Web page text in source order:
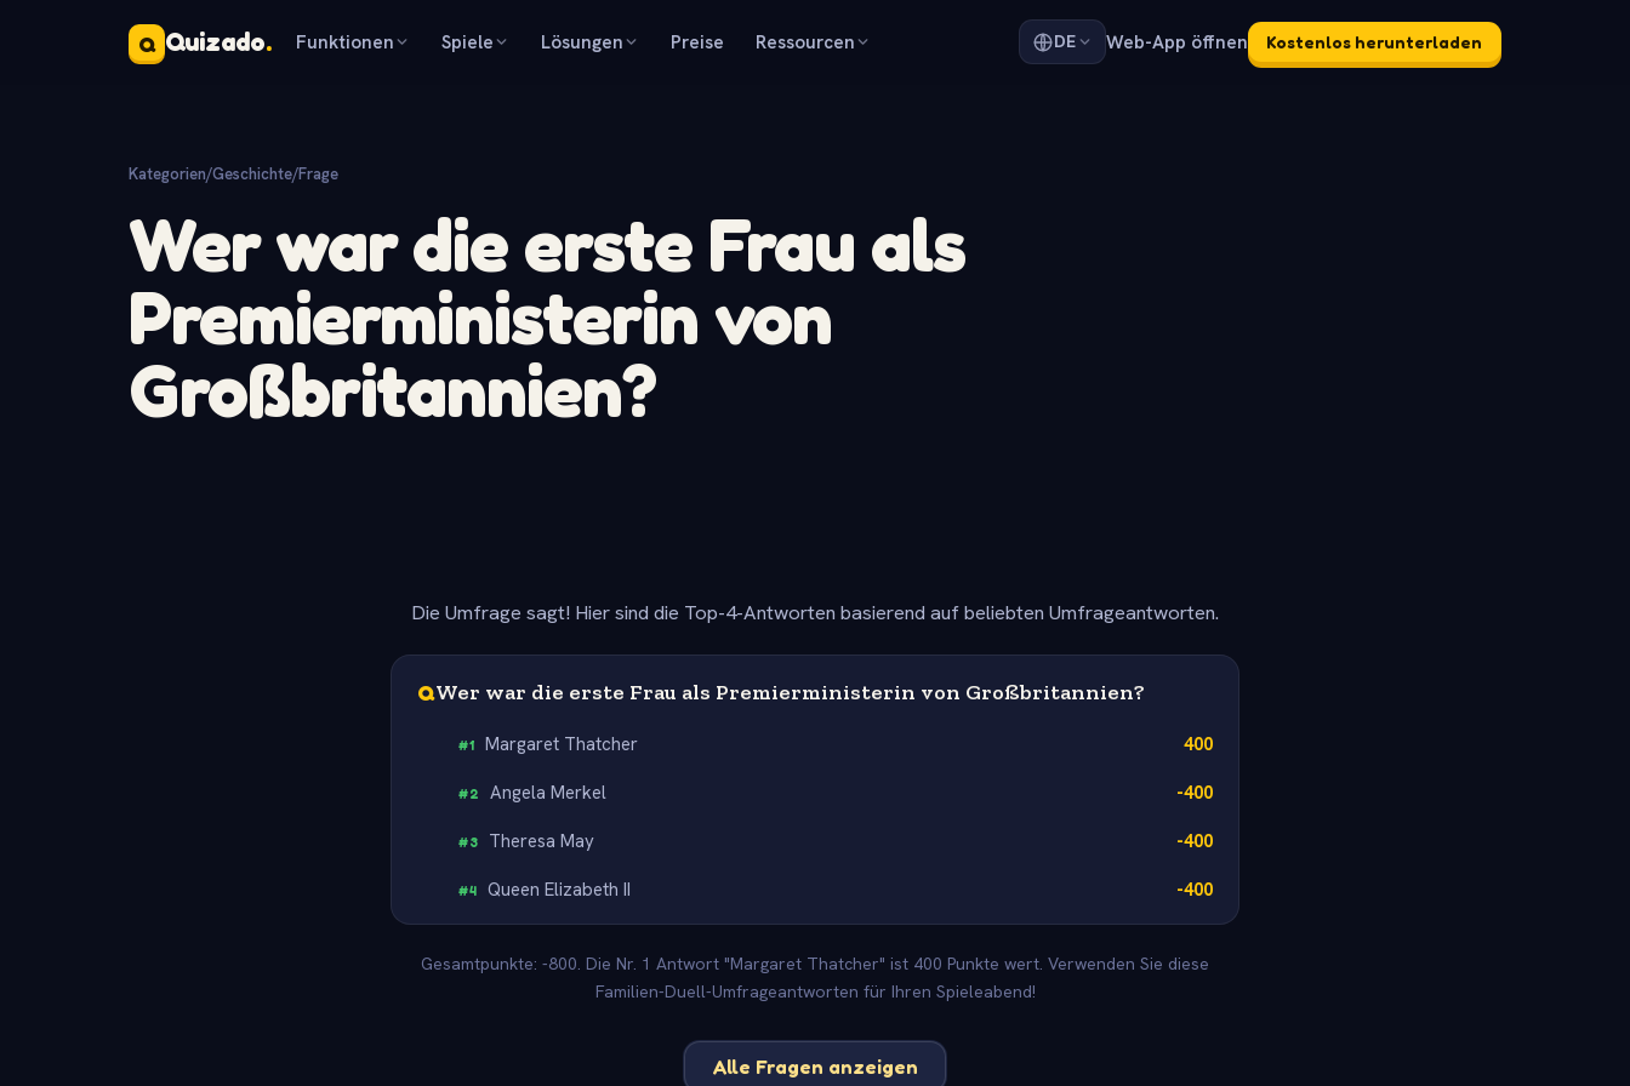
Q Quizado. Funktionen Spiele Lösungen Preise Ressourcen DE Web-App öffnen Kostenlos herunterladen
Kategorien/Geschichte/Frage
Wer war die erste Frau als
Premierministerin von
Großbritannien?
Die Umfrage sagt! Hier sind die Top-4-Antworten basierend auf beliebten Umfrageantworten.
QWer war die erste Frau als Premierministerin von Großbritannien?
#1 Margaret Thatcher 400
#2 Angela Merkel -400
#3 Theresa May -400
#4 Queen Elizabeth II -400
Gesamtpunkte: -800. Die Nr. 1 Antwort "Margaret Thatcher" ist 400 Punkte wert. Verwenden Sie diese
Familien-Duell-Umfrageantworten für Ihren Spieleabend!
Alle Fragen anzeigen